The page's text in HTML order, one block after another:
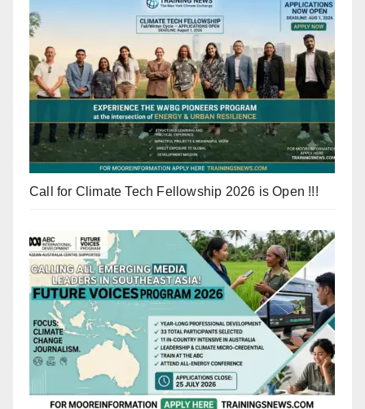
Call for Climate Tech Fellowship 2026 is Open !!!